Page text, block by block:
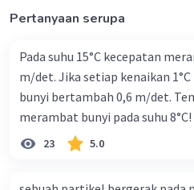
Pertanyaan serupa
Pada suhu 15°C kecepatan
m/det. Jika setiap kenaikan
bunyi bertambah 0,6 m/det.
merambat bunyi pada suhu 8°C!
23 5.0